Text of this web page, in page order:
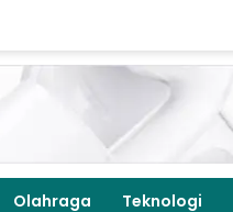
Olahraga Teknologi